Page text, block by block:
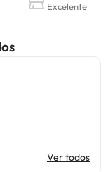
Excelente
Ver todos